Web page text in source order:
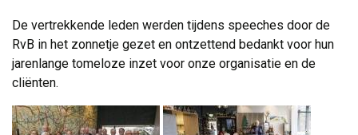
De vertrekkende leden werden tijdens speeches door de
RvB in het zonnetje gezet en ontzettend bedankt voor hun
jarenlange tomeloze inzet voor onze organisatie en de
cliënten.